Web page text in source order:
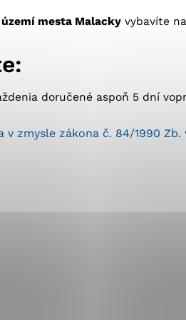
mesta Malacky vybavíte
doručené aspoň 5 dní
zmysle zákona č. 84/1990
sú pre prevádzku nevyhnutné
funkcie, ako je navigácia na
cookie nemôže web správne
a ponúknuť im lepšiu
osobou.